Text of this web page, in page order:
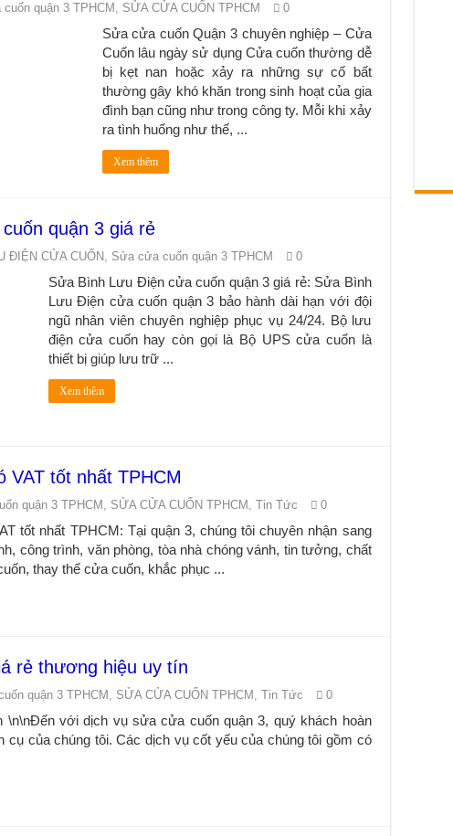
quận 3 TPHCM , SỬA CỬA CUỐN TPHCM 0
Sửa cửa cuốn Quận 3 chuyên nghiệp – Cửa
Cuốn lâu ngày sử dụng Cửa cuốn thường dễ
bị kẹt nan hoặc xảy ra những sự cố bất
thường gây khó khăn trong sinh hoạt của gia
đình bạn cũng như trong công ty. Mỗi khi xảy
ra tình huống như thế, ...
Xem thêm
quận 3 giá rẻ
ĐIỆN CỬA CUỐN, Sửa cửa cuốn quận 3 TPHCM 0
Sửa Bình Lưu Điện cửa cuốn quận 3 giá rẻ: Sửa Bình
Lưu Điện cửa cuốn quận 3 bảo hành dài hạn với đội
ngũ nhân viên chuyên nghiệp phục vụ 24/24. Bộ lưu
điện cửa cuốn hay còn gọi là Bộ UPS cửa cuốn là
thiết bị giúp lưu trữ ...
Xem thêm
VAT tốt nhất TPHCM
quận 3 TPHCM , SỬA CỬA CUỐN TPHCM , Tin Tức 0
tốt nhất TPHCM: Tại quận 3, chúng tôi chuyên nhận sang
công trình, văn phòng, tòa nhà chóng vánh, tin tưởng, chất
thay thế cửa cuốn, khắc phục ...
rẻ thương hiệu uy tín
quận 3 TPHCM , SỬA CỬA CUỐN TPHCM , Tin Tức 0
\n\nĐến với dịch vụ sửa cửa cuốn quận 3, quý khách hoàn
cụ của chúng tôi. Các dịch vụ cốt yếu của chúng tôi gồm có